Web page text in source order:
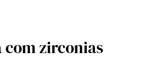
com zirconias